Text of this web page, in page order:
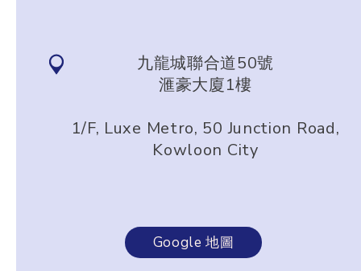
九龍城聯合道50號
滙豪大廈1樓
1/F, Luxe Metro, 50 Junction Road,
Kowloon City
Google 地圖